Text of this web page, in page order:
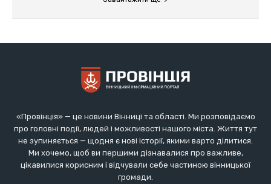
«Провінція» — це новини Вінниці та області. Ми розповідаємо
про головні події, людей і можливості нашого міста. Життя тут
не зупиняється — щодня є нові історії, якими варто ділитися.
Ми хочемо, щоб ви першими дізнавалися про важливе,
цікавилися корисним і відчували себе частиною вінницької
громади.